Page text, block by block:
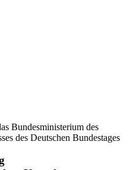
Bundesministerium des
des Deutschen Bundestages